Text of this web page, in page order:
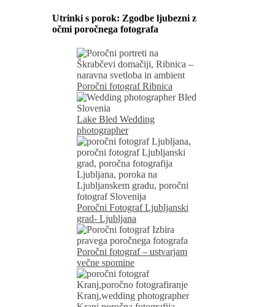
Utrinki s porok: Zgodbe ljubezni z
očmi poročnega fotografa
Poročni fotograf Ribnica
Lake Bled Wedding
photographer
Poročni Fotograf Ljubljanski
grad- Ljubljana
Poročni fotograf – ustvarjam
večne spomine